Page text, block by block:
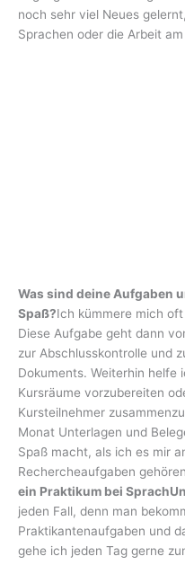
noch sehr viel Neues
Sprachen oder die Arbeit
Was sind deine Aufgaben
Spaß?Ich kümmere mich
Diese Aufgabe geht dann
zur Abschlusskontrolle und
Dokuments. Weiterhin helfe
Kursräume vorzubereiten
Kursteilnehmer
Monat Unterlagen und
Spaß macht, als ich es mir
Rechercheaufgaben
ein Praktikum bei
jeden Fall, denn man
Praktikantenaufgaben und
gehe ich jeden Tag gerne